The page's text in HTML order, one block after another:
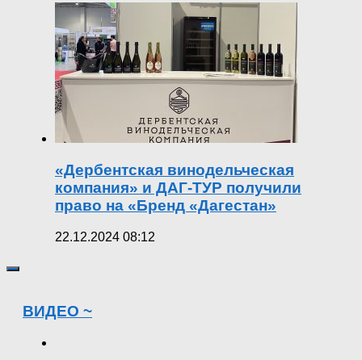
«Дербентская винодельческая
компания» и ДАГ-ТУР получили
право на «Бренд «Дагестан»
22.12.2024 08:12
ВИДЕО ~